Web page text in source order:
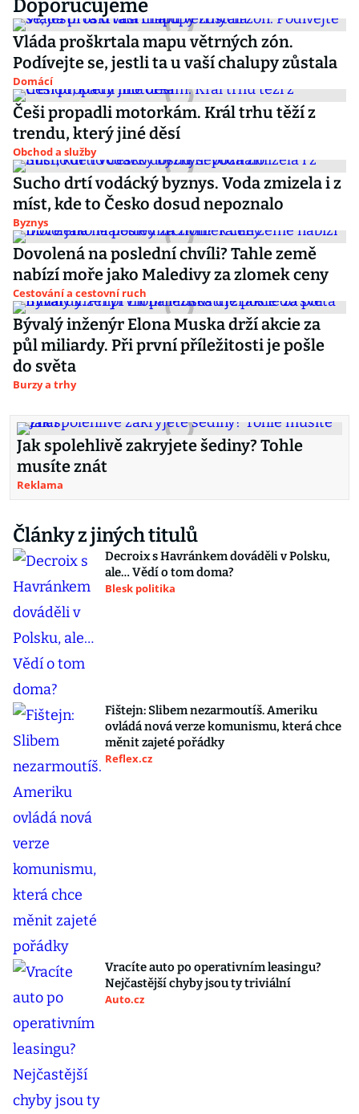
Doporučujeme
Vláda proškrtala mapu větrných zón.
Podívejte se, jestli ta u vaší chalupy zůstala
Domácí
Češi propadli motorkám. Král trhu těží z
trendu, který jiné děsí
Obchod a služby
Sucho drtí vodácký byznys. Voda zmizela i z
míst, kde to Česko dosud nepoznalo
Byznys
Dovolená na poslední chvíli? Tahle země
nabízí moře jako Maledivy za zlomek ceny
Cestování a cestovní ruch
Bývalý inženýr Elona Muska drží akcie za
půl miliardy. Při první příležitosti je pošle
do světa
Burzy a trhy
Jak spolehlivě zakryjete šediny? Tohle
musíte znát
Reklama
Články z jiných titulů
Decroix s Havránkem dováděli v Polsku,
ale… Vědí o tom doma?
Blesk politika
Fištejn: Slibem nezarmoutíš. Ameriku
ovládá nová verze komunismu, která chce
měnit zajeté pořádky
Reflex.cz
Vracíte auto po operativním leasingu?
Nejčastější chyby jsou ty triviální
Auto.cz